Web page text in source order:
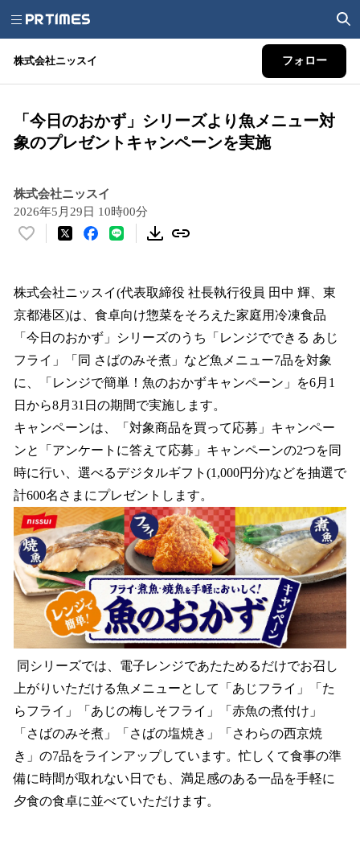
株式会社ニッスイ フォロー
「今日のおかず」シリーズより魚メニュー対
象のプレゼントキャンペーンを実施
株式会社ニッスイ
2026年5月29日 10時00分
い
！
数
を
読
み
み
中
で
す
株式会社ニッスイ(代表取締役 社長執行役員 田中 輝、東
京都港区)は、食卓向け惣菜をそろえた家庭用冷凍食品
「今日のおかず」シリーズのうち「レンジでできる あじ
フライ」「同 さばのみそ煮」など魚メニュー7品を対象
に、「レンジで簡単！魚のおかずキャンペーン」を6月1
日から8月31日の期間で実施します。
キャンペーンは、「対象商品を買って応募」キャンペー
ンと「アンケートに答えて応募」キャンペーンの2つを同
時に行い、選べるデジタルギフト(1,000円分)などを抽選で
計600名さまにプレゼントします。
同シリーズでは、電子レンジであたためるだけでお召し
上がりいただける魚メニューとして「あじフライ」「た
らフライ」「あじの梅しそフライ」「赤魚の煮付け」
「さばのみそ煮」「さばの塩焼き」「さわらの西京焼
き」の7品をラインアップしています。忙しくて食事の準
備に時間が取れない日でも、満足感のある一品を手軽に
夕食の食卓に並べていただけます。